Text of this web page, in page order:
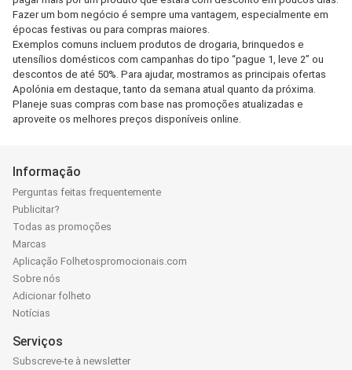
Fazer um bom negócio é sempre uma vantagem, especialmente em
épocas festivas ou para compras maiores.
Exemplos comuns incluem produtos de drogaria, brinquedos e
utensílios domésticos com campanhas do tipo “pague 1, leve 2” ou
descontos de até 50%. Para ajudar, mostramos as principais ofertas
Apolónia em destaque, tanto da semana atual quanto da próxima.
Planeje suas compras com base nas promoções atualizadas e
aproveite os melhores preços disponíveis online.
Informação
Perguntas feitas frequentemente
Publicitar?
Todas as promoções
Marcas
Aplicação Folhetospromocionais.com
Sobre nós
Adicionar folheto
Notícias
Serviços
Subscreve-te à newsletter